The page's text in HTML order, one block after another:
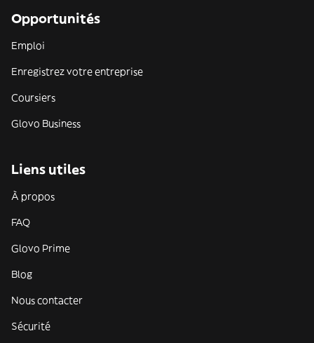
Opportunités
Emploi
Enregistrez votre entreprise
Coursiers
Glovo Business
Liens utiles
À propos
FAQ
Glovo Prime
Blog
Nous contacter
Sécurité